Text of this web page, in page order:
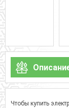
Чтобы купить